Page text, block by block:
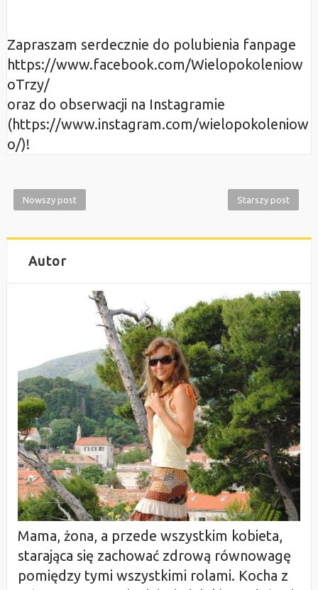
Zapraszam serdecznie do polubienia fanpage
https://www.facebook.com/Wielopokoleniow
oTrzy/
oraz do obserwacji na Instagramie
(https://www.instagram.com/wielopokoleniow
o/)!
Nowszy post Starszy post
Autor
Mama, żona, a przede wszystkim kobieta,
starająca się zachować zdrową równowagę
pomiędzy tymi wszystkimi rolami. Kocha z